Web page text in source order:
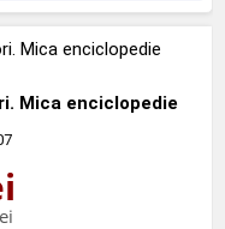
Mica enciclopedie